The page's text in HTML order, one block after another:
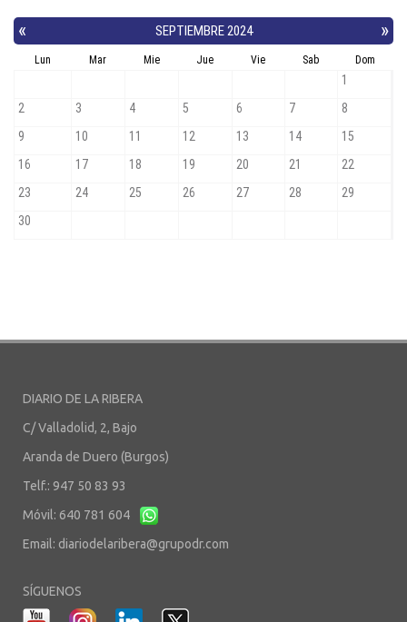
DIARIO DE LA RIBERA
C/ Valladolid, 2, Bajo
Aranda de Duero (Burgos)
Telf.: 947 50 83 93
Móvil: 640 781 604
Email: diariodelaribera@grupodr.com
SÍGUENOS